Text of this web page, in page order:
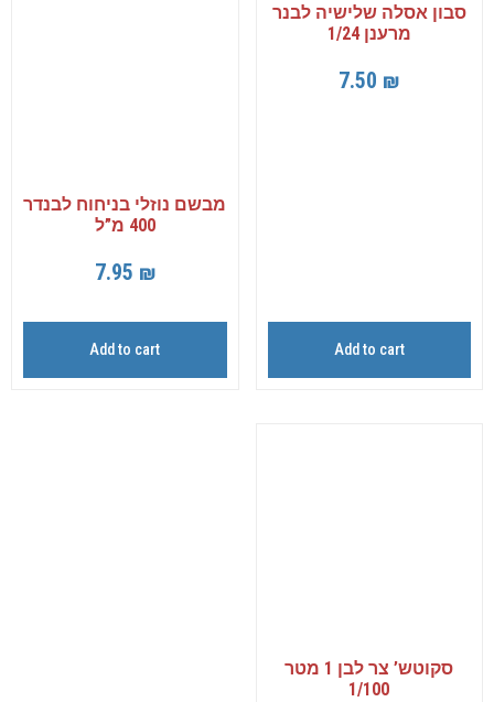
סבון אסלה שלישיה לבנר
מרענן 1/24
7.50 ₪
Add to cart
מבשם נוזלי בניחוח לבנדר
400 מ”ל
7.95 ₪
Add to cart
סקוטש’ צר לבן 1 מטר
1/100